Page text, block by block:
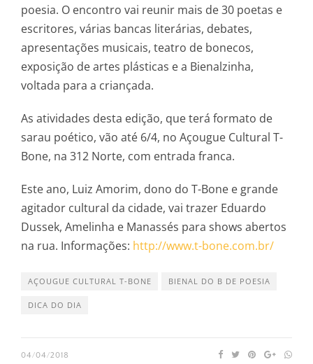
poesia. O encontro vai reunir mais de 30 poetas e
escritores, várias bancas literárias, debates,
apresentações musicais, teatro de bonecos,
exposição de artes plásticas e a Bienalzinha,
voltada para a criançada.
As atividades desta edição, que terá formato de
sarau poético, vão até 6/4, no Açougue Cultural T-
Bone, na 312 Norte, com entrada franca.
Este ano, Luiz Amorim, dono do T-Bone e grande
agitador cultural da cidade, vai trazer Eduardo
Dussek, Amelinha e Manassés para shows abertos
na rua. Informações: http://www.t-bone.com.br/
AÇOUGUE CULTURAL T-BONE BIENAL DO B DE POESIA
DICA DO DIA
04/04/2018